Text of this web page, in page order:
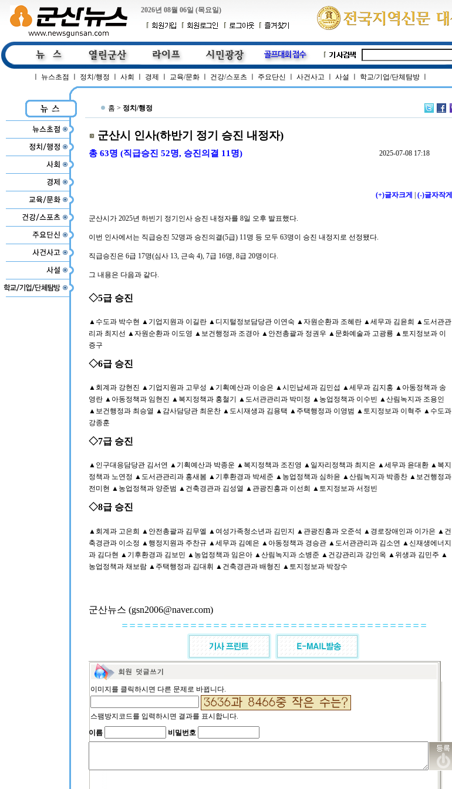
2026년 08월 06일 (목요일)
뉴스초점 정치/행정 사회 경제 교육/문화 건강/스포츠 주요단신 사건사고 사설 학교/기업/단체탐방
홈 > 정치/행정
군산시 인사(하반기 정기 승진 내정자)
총 63명 (직급승진 52명, 승진의결 11명) 2025-07-08 17:18
(+)글자크게 (-)글자작게
군산시가 2025년 하빈기 정기인사 승진 내정자를 8일 오후 발표했다.
이번 인사에서는 직급승진 52명과 승진의결(5급) 11명 등 모두 63명이 승진 내정지로 선정됐다.
직급승진은 6급 17명(심사 13, 근속 4), 7급 16명, 8급 20명이다.
그 내용은 다음과 같다.
◇5급 승진
▲수도과 박수현 ▲기업지원과 이길란 ▲디지털정보담당관 이연숙 ▲자원순환과 조혜란 ▲세무과 김윤희 ▲도서관관
리과 최지선 ▲자원순환과 이도영 ▲보건행정과 조경아 ▲안전총괄과 정권우 ▲문화예술과 고광룡 ▲토지정보과 이
증구
◇6급 승진
▲회계과 강현진 ▲기업지원과 고무성 ▲기획예산과 이승은 ▲시민납세과 김민섭 ▲세무과 김지홍 ▲아동정책과 송
영란 ▲아동정책과 임현진 ▲복지정책과 홍철기 ▲도서관관리과 박미정 ▲농업정책과 이수빈 ▲산림녹지과 조용인
▲보건행정과 최승열 ▲감사담당관 최운찬 ▲도시재생과 김용택 ▲주택행정과 이영범 ▲토지정보과 이혁주 ▲수도과
강종훈
◇7급 승진
▲인구대응담당관 김서연 ▲기획예산과 박종운 ▲복지정책과 조진영 ▲일자리정책과 최지은 ▲세무과 윤대환 ▲복지
정책과 노연정 ▲도서관관리과 홍새봄 ▲기후환경과 박세준 ▲농업정책과 심하윤 ▲산림녹지과 박종찬 ▲보건행정과
전미현 ▲농업정책과 양준범 ▲건축경관과 김성열 ▲관광진흥과 이선희 ▲토지정보과 서정빈
◇8급 승진
▲회계과 고은희 ▲안전총괄과 김무엘 ▲여성가족청소년과 김민지 ▲관광진흥과 오준석 ▲경로장애인과 이가은 ▲건
축경관과 이소정 ▲행정지원과 주찬규 ▲세무과 김예은 ▲아동정책과 경승관 ▲도서관관리과 김소연 ▲신재생에너지
과 김다현 ▲기후환경과 김보민 ▲농업정책과 임은아 ▲산림녹지과 소병준 ▲건강관리과 강인옥 ▲위생과 김민주 ▲
농업정책과 채보람 ▲주택행정과 김대휘 ▲건축경관과 배형진 ▲토지정보과 박장수
군산뉴스 (gsn2006@naver.com)
이미지를 클릭하시면 다른 문제로 바뀝니다.
스팸방지코드를 입력하시면 결과를 표시합니다.
이름
비밀번호